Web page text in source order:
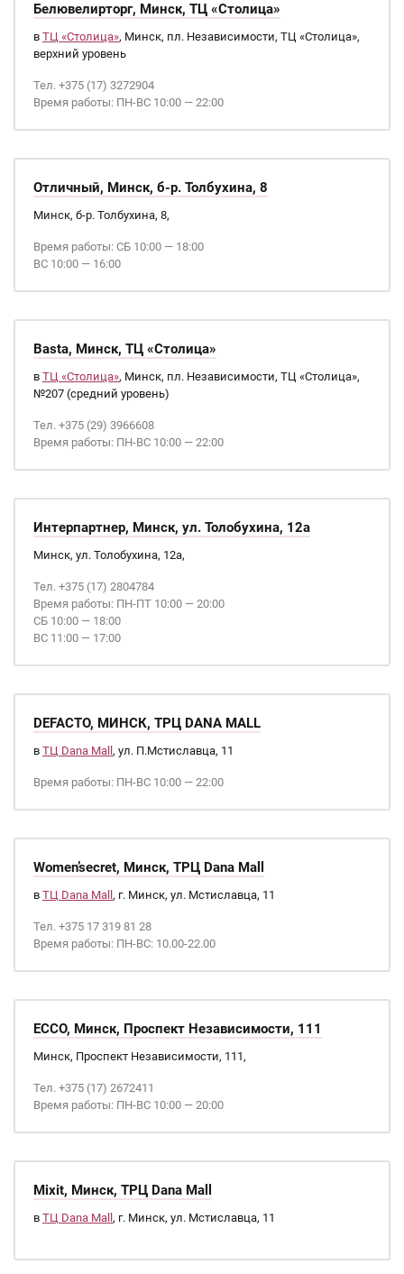
Белювелирторг, Минск, ТЦ «Столица»
в ТЦ «Столица», Минск, пл. Независимости, ТЦ «Столица»,
верхний уровень
Тел. +375 (17) 3272904
Время работы: ПН-ВС 10:00 — 22:00
Отличный, Минск, б-р. Толбухина, 8
Минск, б-р. Толбухина, 8,
Время работы: СБ 10:00 — 18:00
ВС 10:00 — 16:00
Basta, Минск, ТЦ «Столица»
в ТЦ «Столица», Минск, пл. Независимости, ТЦ «Столица»,
№207 (средний уровень)
Тел. +375 (29) 3966608
Время работы: ПН-ВС 10:00 — 22:00
Интерпартнер, Минск, ул. Толобухина, 12а
Минск, ул. Толобухина, 12а,
Тел. +375 (17) 2804784
Время работы: ПН-ПТ 10:00 — 20:00
СБ 10:00 — 18:00
ВС 11:00 — 17:00
DEFACTO, МИНСК, ТРЦ DANA MALL
в ТЦ Dana Mall , ул. П.Мстиславца, 11
Время работы: ПН-ВС 10:00 — 22:00
Women’secret, Минск, ТРЦ Dana Mall
в ТЦ Dana Mall , г. Минск, ул. Мстиславца, 11
Тел. +375 17 319 81 28
Время работы: ПН-ВС: 10.00-22.00
ECCO, Минск, Проспект Независимости, 111
Минск, Проспект Независимости, 111,
Тел. +375 (17) 2672411
Время работы: ПН-ВС 10:00 — 20:00
Mixit, Минск, ТРЦ Dana Mall
в ТЦ Dana Mall , г. Минск, ул. Мстиславца, 11